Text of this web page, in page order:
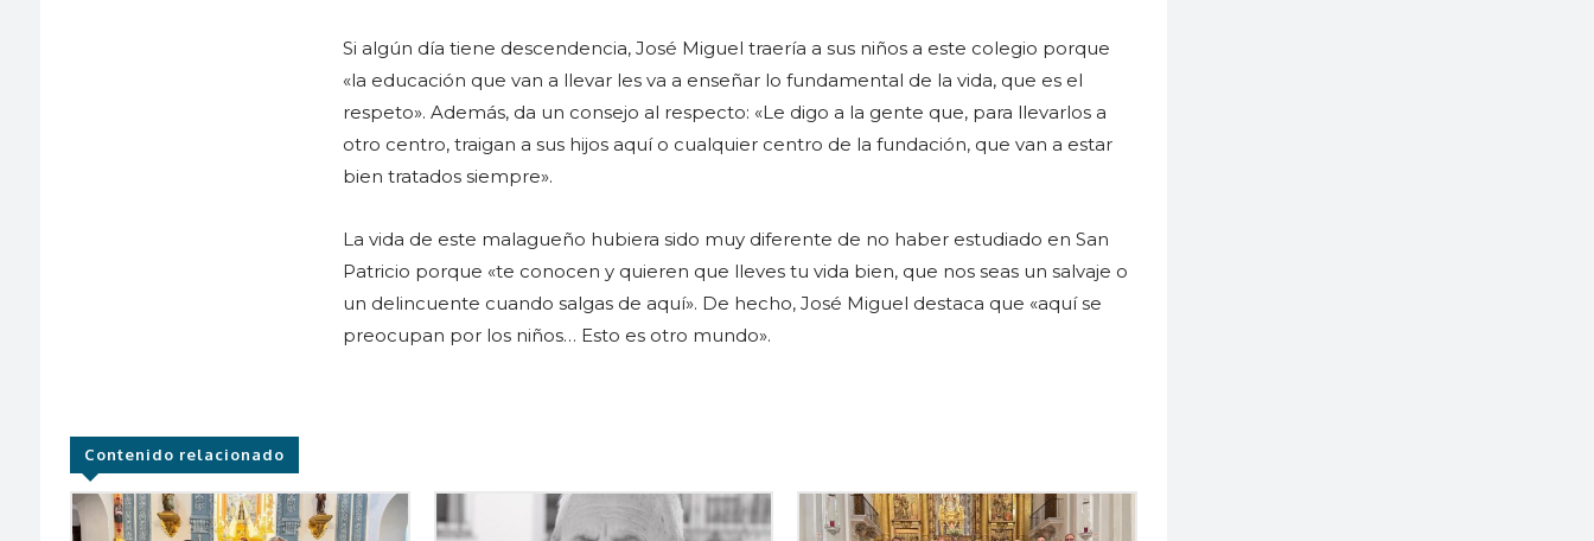
Si algún día tiene descendencia, José Miguel traería a sus niños a este colegio porque
«la educación que van a llevar les va a enseñar lo fundamental de la vida, que es el
respeto». Además, da un consejo al respecto: «Le digo a la gente que, para llevarlos a
otro centro, traigan a sus hijos aquí o cualquier centro de la fundación, que van a estar
bien tratados siempre».
La vida de este malagueño hubiera sido muy diferente de no haber estudiado en San
Patricio porque «te conocen y quieren que lleves tu vida bien, que nos seas un salvaje o
un delincuente cuando salgas de aquí». De hecho, José Miguel destaca que «aquí se
preocupan por los niños… Esto es otro mundo».
Contenido relacionado